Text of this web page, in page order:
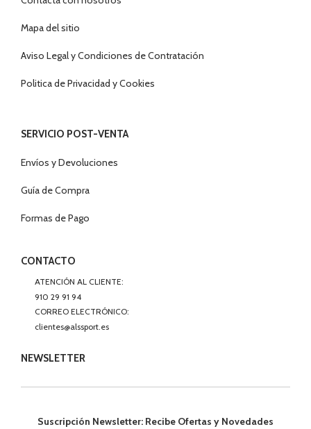
Mapa del sitio
Aviso Legal y Condiciones de Contratación
Politica de Privacidad y Cookies
SERVICIO POST-VENTA
Envíos y Devoluciones
Guía de Compra
Formas de Pago
CONTACTO
ATENCIÓN AL CLIENTE:
910 29 91 94
CORREO ELECTRÓNICO:
clientes@alssport.es
NEWSLETTER
Suscripción Newsletter: Recibe Ofertas y Novedades